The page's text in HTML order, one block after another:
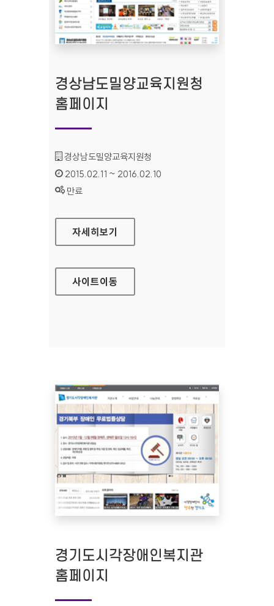
경상남도밀양교육지원청
홈페이지
기관명 :
경상남도밀양교육지원청
인증기간 :
2015.02.11 ~ 2016.02.10
상태 :
만료
경상남도밀양교육지원청 홈페이지
자세히보기
사이트이동
경기도시각장애인복지관
홈페이지